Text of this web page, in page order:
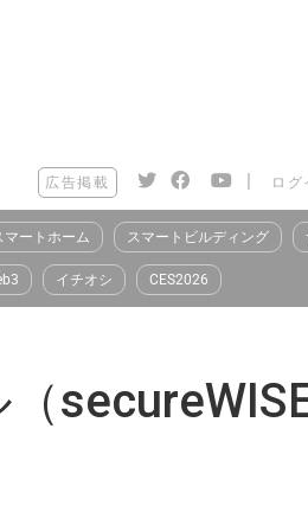
広告掲載 | ログ
マートホーム スマートビルディング
イチオシ CES2026